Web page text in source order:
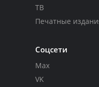
ТВ
Печатные
Соцсети
Max
VK